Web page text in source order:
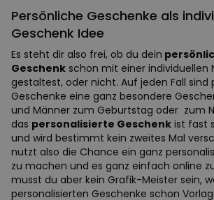
Persönliche Geschenke als
Geschenk Idee
Es steht dir also frei, ob du dein
Geschenk schon mit einer individuellen
gestaltest, oder nicht. Auf jeden Fall sind
Geschenke eine ganz besondere
und Männer zum Geburtstag oder zum
das personalisierte Geschenk ist fast
und wird bestimmt kein zweites Mal
nutzt also die Chance ein ganz
zu machen und es ganz einfach online
musst du aber kein Grafik-Meister sein,
personalisierten Geschenke schon